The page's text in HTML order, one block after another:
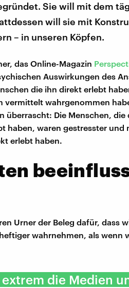
Sie will mit dem
will sie mit
– in unseren Köpfen.
das Online-Magazin
Auswirkungen des
die ihn direkt erlebt
vermittelt wahrgenommen
überrascht: Die Menschen,
haben, waren gestresster und
erlebt haben.
Urner der Beleg dafür, dass
wahrnehmen, als wenn
die Medien